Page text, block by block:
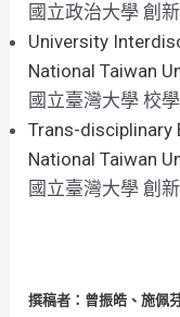
國立政治大學 創
University
National Taiwan
國立臺灣大學 校
Trans-disciplinary
National Taiwan
國立臺灣大學 創
撰稿者： 曾振皓、施佩